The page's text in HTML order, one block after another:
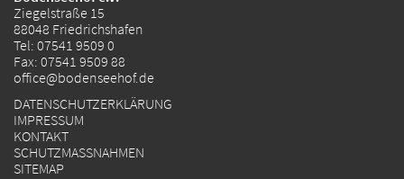
Ziegelstraße 15
88048 Friedrichshafen
Tel: 07541 9509 0
Fax: 07541 9509 88
office@bodenseehof.de
DATENSCHUTZERKLÄRUNG
IMPRESSUM
KONTAKT
SCHUTZMASSNAHMEN
SITEMAP